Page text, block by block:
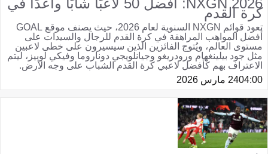
كرة القدم
تعود قوائم NXGN السنوية لعام 2026، حيث يصنف موقع GOAL
أفضل المواهب المراهقة في كرة القدم للرجال والسيدات على
مستوى العالم، ويُتوج الفائزين الذين سيسيرون على خطى لاعبين
مثل جود بيلينغهام ورودريغو وجيانلويجي دوناروما وفيكي لوبيز، ليتم
الاعتراف بهم كأفضل لاعبي كرة القدم الشباب على وجه الأرض.
04:0024 مارس 2026